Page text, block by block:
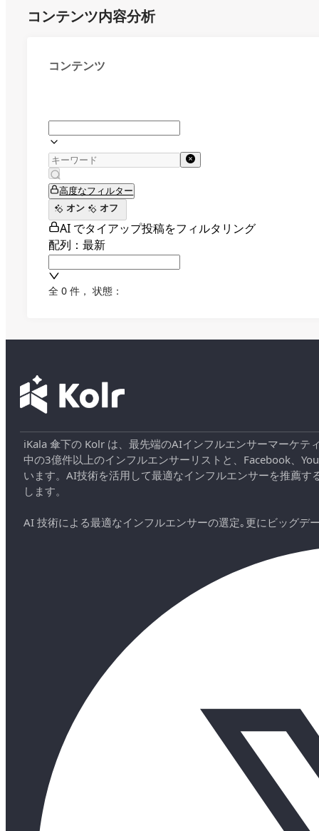
コンテンツ内容分析
コンテンツ
高度なフィルター
オン
オフ
AI でタイアップ投稿をフィルタリング
配列：最新
全 0 件 ， 状態：
iKala 傘下の Kolr は、最先端のAIインフルエンサーマーケ
中の3億件以上のインフルエンサーリストと、Facebook、
います。AI技術を活用して最適なインフルエンサーを推薦
します。
AI 技術による最適なインフルエンサーの選定｡更にビッグデ